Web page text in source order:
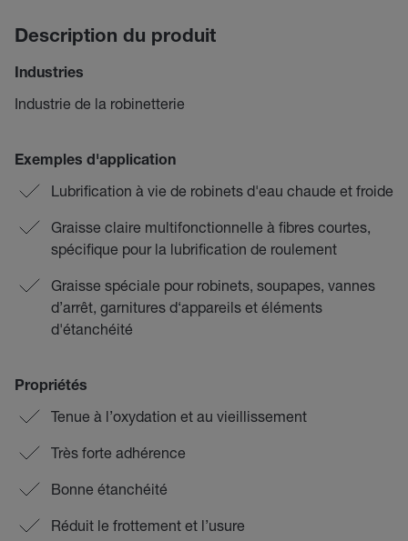
Description du produit
Industries
Industrie de la robinetterie
Exemples d'application
Lubrification à vie de robinets d'eau chaude et froide
Graisse claire multifonctionnelle à fibres courtes,
spécifique pour la lubrification de roulement
Graisse spéciale pour robinets, soupapes, vannes
d’arrêt, garnitures d‘appareils et éléments
d'étanchéité
Propriétés
Tenue à l’oxydation et au vieillissement
Très forte adhérence
Bonne étanchéité
Réduit le frottement et l’usure